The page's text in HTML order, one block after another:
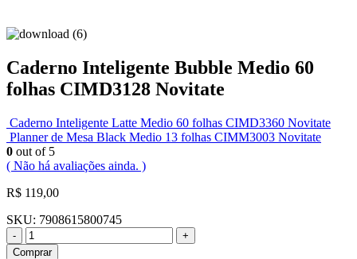
Caderno Inteligente Bubble Medio 60
folhas CIMD3128 Novitate
Caderno Inteligente Latte Medio 60 folhas CIMD3360 Novitate
Planner de Mesa Black Medio 13 folhas CIMM3003 Novitate
0 out of 5
( Não há avaliações ainda. )
R$ 119,00
SKU: 7908615800745
-
+
Comprar